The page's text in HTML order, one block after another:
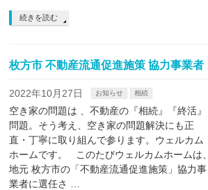
続きを読む
枚方市 不動産流通促進施策 協力事業者
2022年10月27日 お知らせ 相続
空き家の問題は 、不動産の『相続』『終活』
問題。そう考え、空き家の問題解決にも正
直・丁寧に取り組んで参ります。ウェルカム
ホームです。 このたびウェルカムホームは、
地元 枚方市の「不動産流通促進施策」協力事
業者に選任さ …